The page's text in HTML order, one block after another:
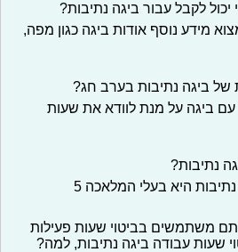
יכול לקבל עבור ביגה נתיבות?
מידע נוסף אודות ביגה כגון מפה,
של ביגה נתיבות בערב חג?
עם ביגה על מנת לוודא את שעות
נתיבות?
היא בעלי המלאכה 5
משתמשים בביטוי שעות פעילות
שעות עבודה ביגה נתיבות, למה?